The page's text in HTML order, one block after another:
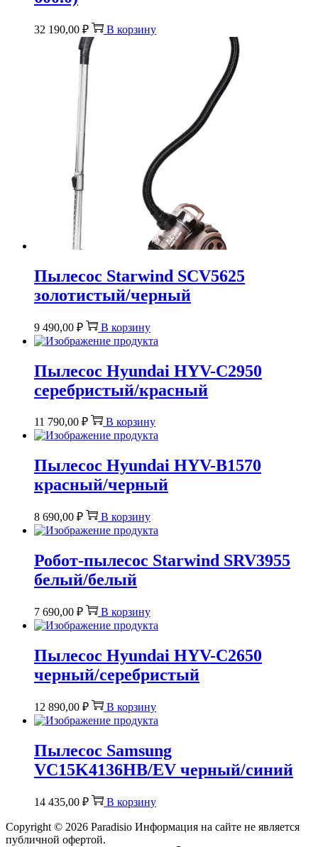
32 190,00 ₽ В корзину
Пылесос Starwind SCV5625
золотистый/черный
9 490,00 ₽ В корзину
Пылесос Hyundai HYV-C2950
серебристый/красный
11 790,00 ₽ В корзину
Пылесос Hyundai HYV-B1570
красный/черный
8 690,00 ₽ В корзину
Робот-пылесос Starwind SRV3955
белый/белый
7 690,00 ₽ В корзину
Пылесос Hyundai HYV-C2650
черный/серебристый
12 890,00 ₽ В корзину
Пылесос Samsung
VC15K4136HB/EV черный/синий
14 435,00 ₽ В корзину
Copyright © 2026 Paradisio Информация на сайте не является
публичной офертой.